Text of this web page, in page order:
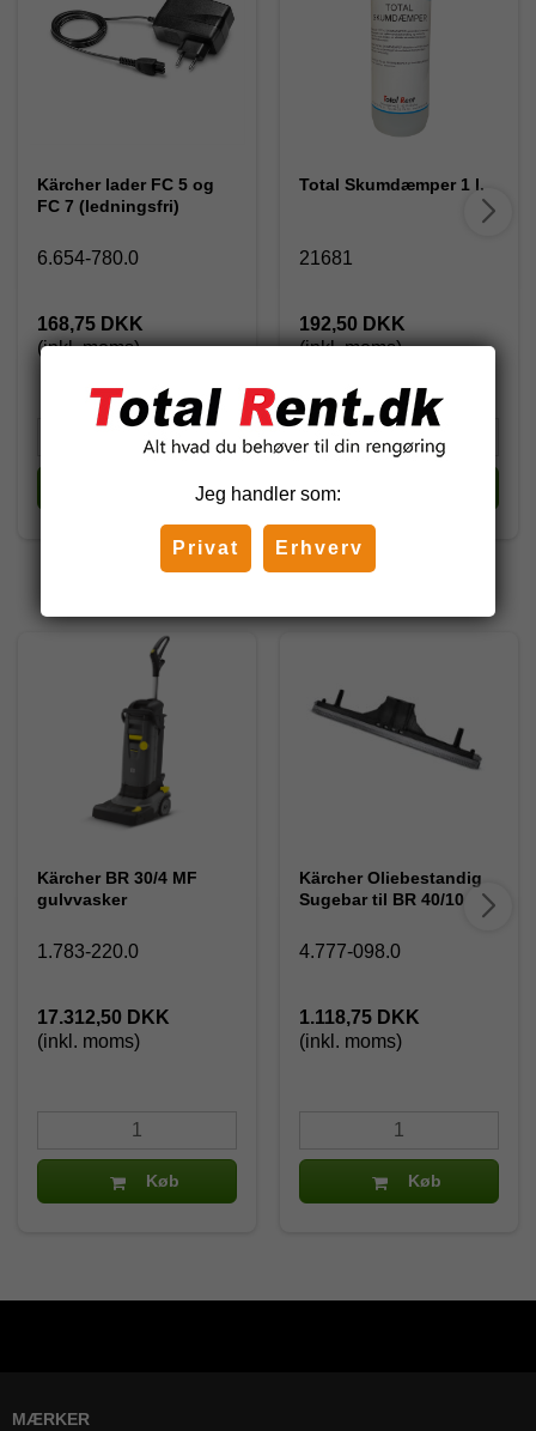
Kärcher lader FC 5 og
FC 7 (ledningsfri)
6.654-780.0
168,75 DKK
(inkl. moms)
Total Skumdæmper 1 l.
21681
192,50 DKK
(inkl. moms)
Andre har også købt
Kärcher BR 30/4 MF
gulvvasker
1.783-220.0
17.312,50 DKK
(inkl. moms)
Køb
Kärcher Oliebestandig
Sugebar til BR 40/10
4.777-098.0
1.118,75 DKK
(inkl. moms)
Køb
MÆRKER
Jeg handler som:
Privat Erhverv